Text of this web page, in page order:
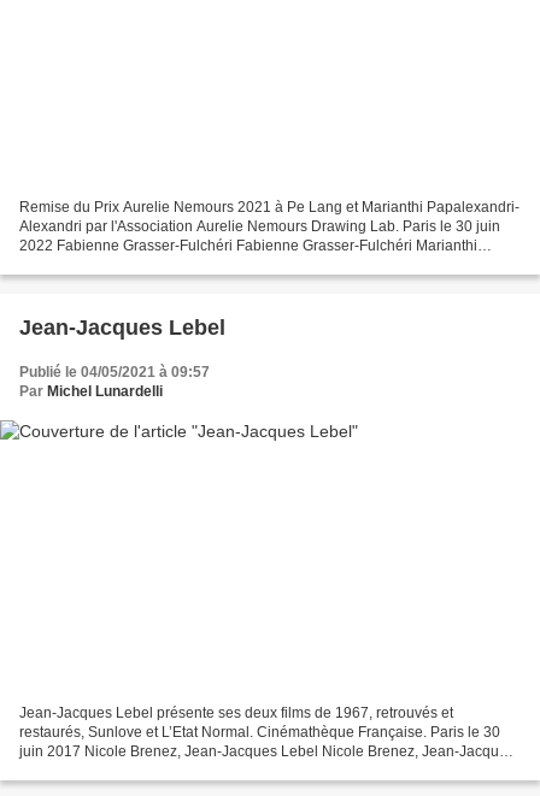
Remise du Prix Aurelie Nemours 2021 à Pe Lang et Marianthi Papalexandri-
Alexandri par l'Association Aurelie Nemours Drawing Lab. Paris le 30 juin
2022 Fabienne Grasser-Fulchéri Fabienne Grasser-Fulchéri Marianthi
Jean-Jacques Lebel
Publié le 04/05/2021 à 09:57
Par Michel Lunardelli
Jean-Jacques Lebel présente ses deux films de 1967, retrouvés et
restaurés, Sunlove et L’Etat Normal. Cinémathèque Française. Paris le 30
juin 2017 Nicole Brenez, Jean-Jacques Lebel Nicole Brenez, Jean-Jacques